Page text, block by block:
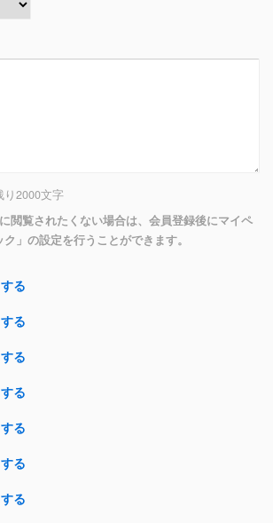
り2000文字
閲覧されたくない場合は、会員登録後にマイペ
」の設定を行うことができます。
る
る
る
る
る
る
る